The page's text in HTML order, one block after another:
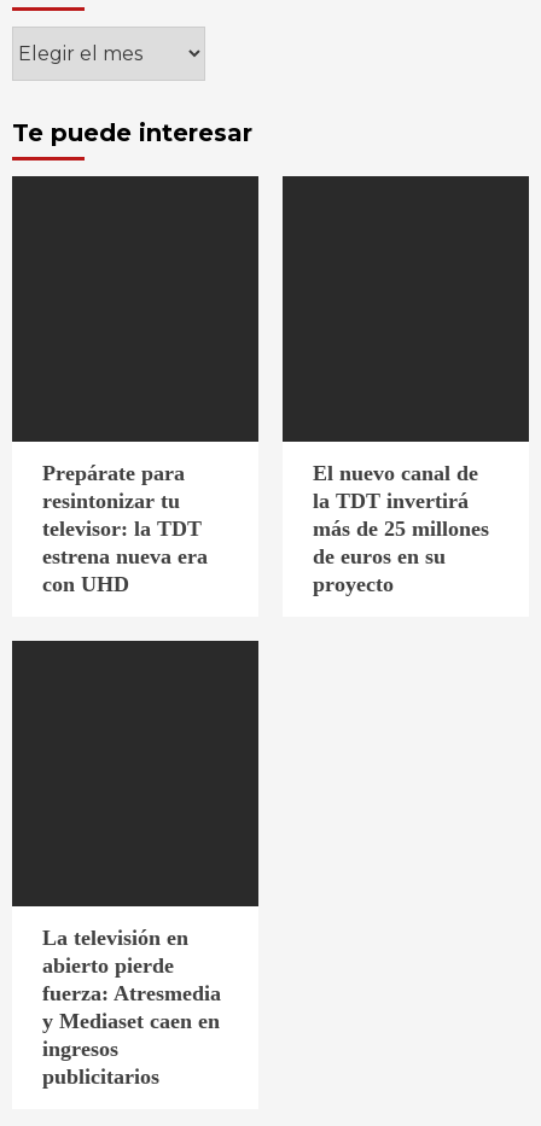
Archivos
Te puede interesar
Prepárate para
resintonizar tu
televisor: la TDT
estrena nueva era
con UHD
El nuevo canal de
la TDT invertirá
más de 25 millones
de euros en su
proyecto
La televisión en
abierto pierde
fuerza: Atresmedia
y Mediaset caen en
ingresos
publicitarios